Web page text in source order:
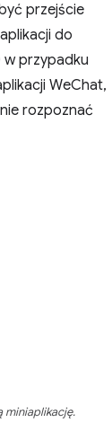
przejście
do
w przypadku
WeChat,
rozpoznać
miniaplikację.